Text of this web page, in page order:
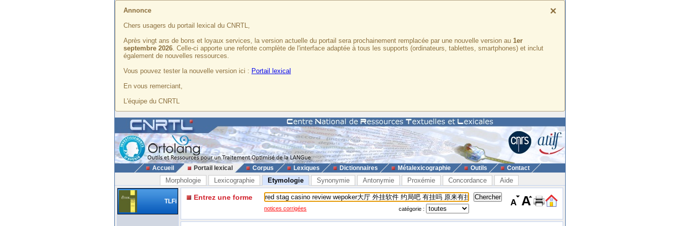
×
Annonce
Chers usagers du portail lexical du CNRTL,
Après vingt ans de bons et loyaux services, la version actuelle du portail sera prochainement remplacée par une nouvelle version au 1er
septembre 2026. Celle-ci apporte une refonte complète de l'interface adaptée à tous les supports (ordinateurs, tablettes, smartphones) et inclut
également de nouvelles ressources.
Vous pouvez tester la nouvelle version ici : Portail lexical
En vous remerciant,
L'équipe du CNRTL
Accueil Portail lexical Corpus Lexiques Dictionnaires Métalexicographie Outils Contact
Morphologie Lexicographie Etymologie Synonymie Antonymie Proxémie Concordance Aide
TLFi Entrez une forme
notices corrigées catégorie :